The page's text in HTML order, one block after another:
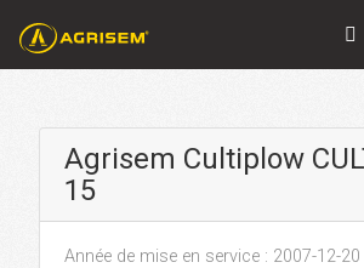
Agrisem Cultiplow
15
Année de mise en service : 2007-12-20